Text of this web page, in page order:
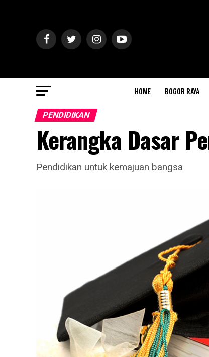
HOME BOGOR RAYA
PENDIDIKAN
Kerangka Dasar
Pendidikan untuk kemajuan bangsa